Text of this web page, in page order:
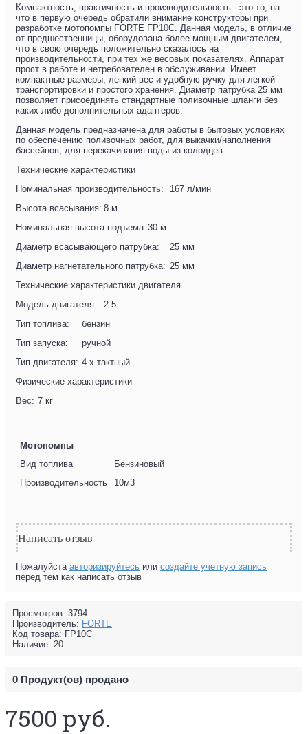
Компактность, практичность и производительность - это то, на
что в первую очередь обратили внимание конструкторы при
разработке мотопомпы FORTE FP10C. Данная модель, в отличие
от предшественницы, оборудована более мощным двигателем,
что в свою очередь положительно сказалось на
производительности, при тех же весовых показателях. Аппарат
прост в работе и нетребователен в обслуживании. Имеет
компактные размеры, легкий вес и удобную ручку для легкой
транспортировки и простого хранения. Диаметр патрубка 25 мм
позволяет присоединять стандартные поливочные шланги без
каких-либо дополнительных адаптеров.
Данная модель предназначена для работы в бытовых условиях
по обеспечению поливочных работ, для выкачки/наполнения
бассейнов, для перекачивания воды из колодцев.
Технические характеристики
Номинальная производительность:
167 л/мин
Высота всасывания: 8 м
Номинальная высота подъема: 30 м
Диаметр всасывающего патрубка:
25 мм
Диаметр нагнетательного патрубка: 25 мм
Технические характеристики двигателя
Модель двигателя:
2.5
Тип топлива:
бензин
Тип запуска:
ручной
Тип двигателя: 4-х тактный
Физические характеристики
Вес: 7 кг
Мотопомпы
Вид топлива
Бензиновый
Производительность
10м3
Написать отзыв
Пожалуйста авторизируйтесь или создайте учетную запись
перед тем как написать отзыв
Просмотров: 3794
Производитель: FORTE
Код товара: FP10C
Наличие: 20
0 Продукт(ов) продано
7500 руб.